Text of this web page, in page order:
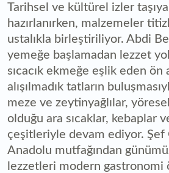
Tarihsel ve kültürel izler
hazırlanırken, malzemeler
ustalıkla birleştiriliyor. Abdi
yemeğe başlamadan lezzet
sıcacık ekmeğe eşlik eden ön
alışılmadık tatların
meze ve zeytinyağlılar,
olduğu ara sıcaklar, kebaplar
çeşitleriyle devam ediyor. Şef
Anadolu mutfağından
lezzetleri modern gastronomi